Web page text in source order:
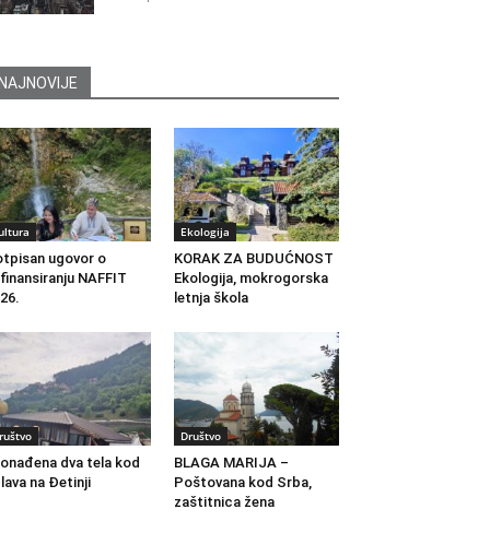
ugovor o
NAFFIT
Ekologija
KORAK ZA BUDUĆNOST
Ekologija, mokrogorska
letnja škola
dva tela kod
na Đetinji
Društvo
BLAGA MARIJA –
Poštovana kod Srba,
zaštitnica žena